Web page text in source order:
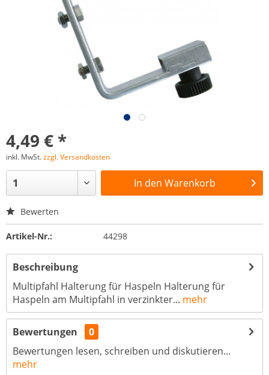
4,49 € *
inkl. MwSt.zzgl. Versandkosten
In den Warenkorb
Bewerten
Artikel-Nr.: 44298
Beschreibung
Multipfahl Halterung für Haspeln Halterung für
Haspeln am Multipfahl in verzinkter... mehr
Bewertungen
0
Bewertungen lesen, schreiben und diskutieren...
mehr